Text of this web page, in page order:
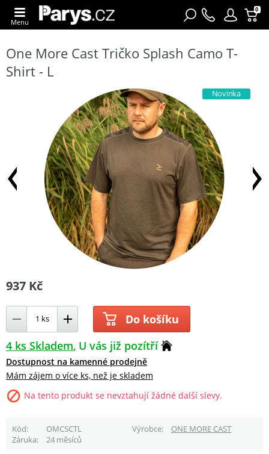
0
Menu
One More Cast Tričko Splash Camo T-
Shirt - L
Novinka
937 Kč
Do košíku
4 ks Skladem U vás již pozítří
Dostupnost na kamenné prodejně
Mám zájem o více ks, než je skladem
Na tento produkt se nevztahují žádné další slevy.
Kód OMCSCTL Výrobce
ONE MORE CAST
Záruka
24 měsíců